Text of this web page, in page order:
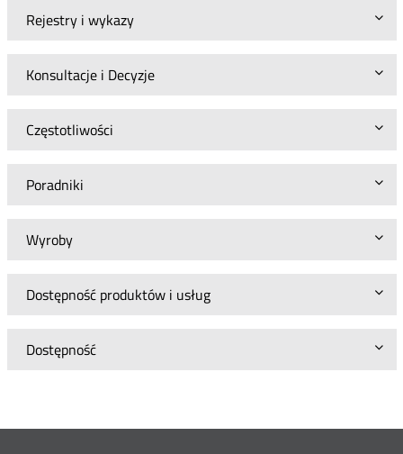
Rejestry i wykazy
Konsultacje i Decyzje
Częstotliwości
Poradniki
Wyroby
Dostępność produktów i usług
Dostępność